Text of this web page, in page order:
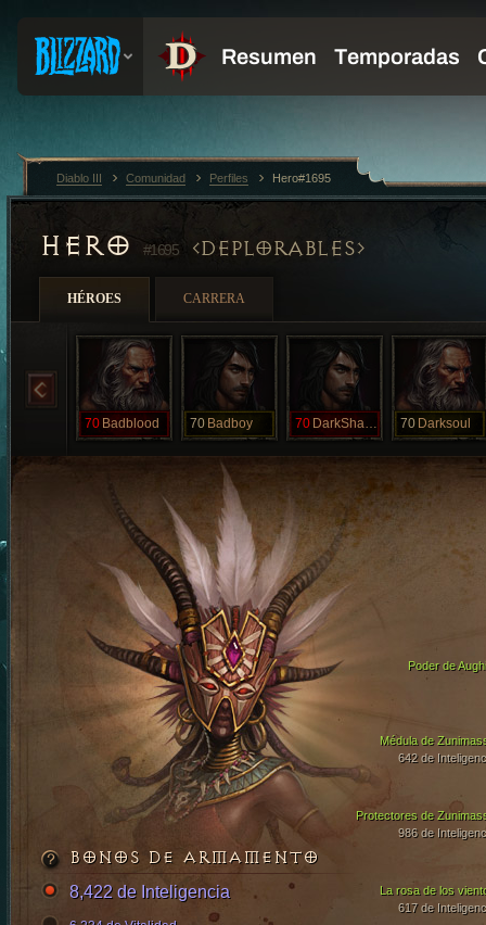
HERO #1695 DEPLORABLES
HÉROES CARRERA
70 Badblood 70 Badboy 70 DarkShadow 70 Darksoul
Médula de
642 de
Protectores de
986 de
Poder de
La rosa de los
617 de
BONOS DE ARMAMENTO
8,422 de Inteligencia
Diablo III Comunidad Perfiles Hero#1695